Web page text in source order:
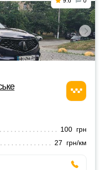
100 грн
27 грн/км